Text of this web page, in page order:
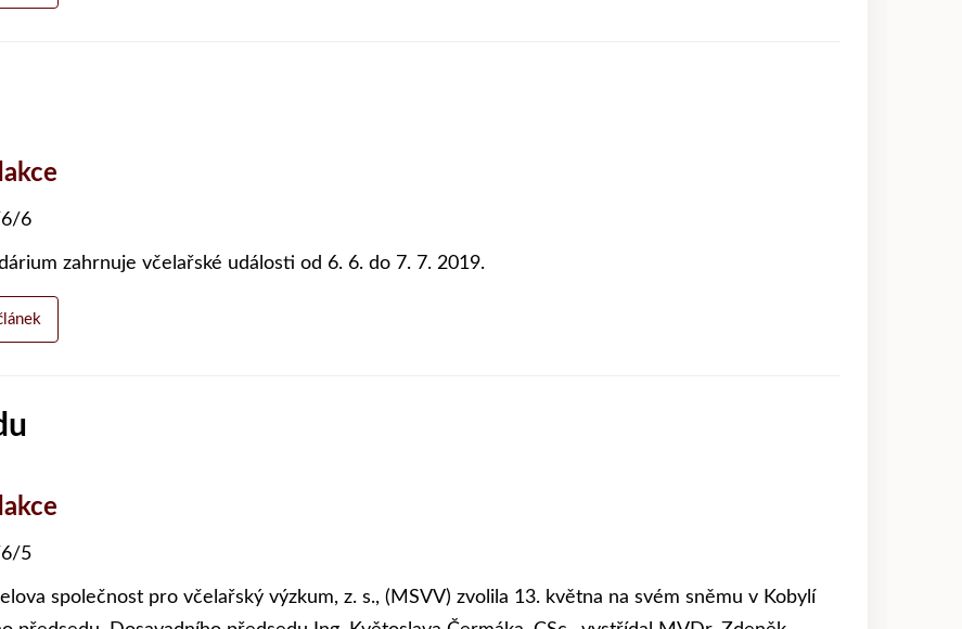
6
zahrnuje včelařské události od 6. 6. do 7. 7. 2019.
5
společnost pro včelařský výzkum, z. s., (MSVV) zvolila 13. května na svém sněmu v Kobylí